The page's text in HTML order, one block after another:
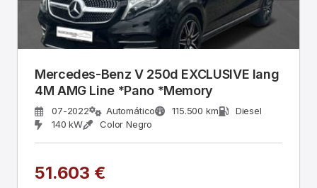
Mercedes-Benz V 250d EXCLUSIVE lang
4M AMG Line *Pano *Memory
07-2022 Automático 115.500 km
Diesel
140 kW
Color Negro
51.603 €